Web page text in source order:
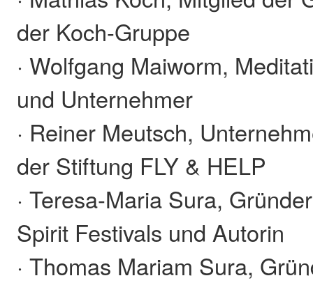
der Koch-Gruppe
· Wolfgang Maiworm,
und Unternehmer
· Reiner Meutsch,
der Stiftung FLY & HELP
· Teresa-Maria Sura,
Spirit Festivals und Autorin
· Thomas Mariam Sura,